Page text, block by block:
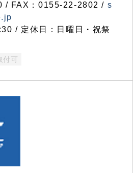
/ FAX：0155-22-2802 / s
/ 定休日：日曜日・祝祭
付可